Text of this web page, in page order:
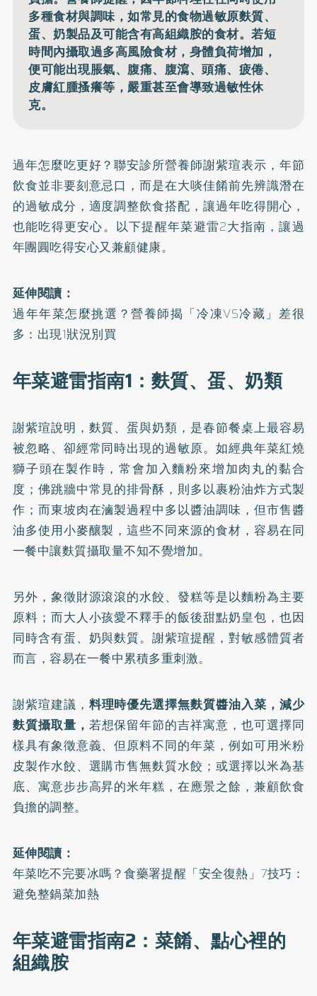
多種食材與調味，如常見的食物過敏原麩質、
蛋、奶製品及可能含有高組織胺的食材。若短
時間內攝取過多高風險食材，身體負荷增加，
便可能出現脹氣、腹痛、腹瀉、頭痛、疲倦、
皮膚紅腫搔癢等，嚴重甚至會導致過敏性休
克。
過年怎麼吃更好？聯安診所營養師謝紫瑄表示，年節
飲食並非要刻意忌口，而是在大啖佳餚前先辨識潛在
的過敏成分，適度調整飲食搭配，讓過年吃得開心，
也能吃得更安心。以下提醒年菜避雷2大指南，讓過
年團圓吃得安心又兼顧健康。
延伸閱讀：
過年年菜怎麼挑選？營養師揭「冷凍VS冷藏」差很
多：出現1狀況別買
年菜避雷指南1：麩質、蛋、奶類
謝紫瑄說明，麩質、蛋與奶類，是春節餐桌上最容易
被忽略、卻經常同時出現的過敏原。如經典年菜紅燒
獅子頭在製作時，常會加入麵粉來增加肉丸的黏合
度；佛跳牆中常見的排骨酥，則多以裹粉油炸方式製
作；而東坡肉在滷製過程中多以醬油調味，但市售醬
油多使用小麥釀製，這些不同來源的食材，容易在同
一餐中讓麩質攝取量不知不覺增加。
另外，象徵財源滾滾的水餃、發糕等是以麵粉為主要
原料；而大人小孩愛不釋手的飯後甜點奶皇包，也因
同時含有蛋、奶與麩質。謝紫瑄提醒，對敏感體質者
而言，容易在一餐中累積多重刺激。
謝紫瑄建議， 料理時優先選擇無麩質醬油入菜，減少
麩質攝取量， 若想保留年節的吉祥寓意，也可選擇同
樣具有象徵意義、但原料不同的年菜，例如可用米粉
皮製作水餃、選購市售無麩質水餃；或選擇以米為基
底、寓意步步高昇的米年糕，在應景之餘，兼顧飲食
負擔的調整。
延伸閱讀：
年菜吃不完要冰嗎？食藥署提醒「安全復熱」7技巧：
避免整鍋菜加熱
年菜避雷指南2：菜餚、點心裡的
組織胺